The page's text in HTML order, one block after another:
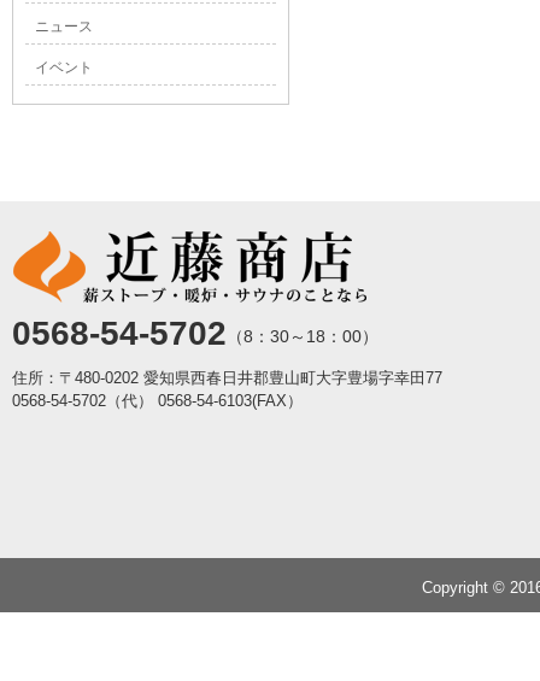
ニュース
イベント
0568-54-5702 （8：30～18：00）
住所：〒480-0202 愛知県西春日井郡豊山町大字豊場字幸田77
0568-54-5702（代）
0568-54-6103(FAX）
Copyright ©